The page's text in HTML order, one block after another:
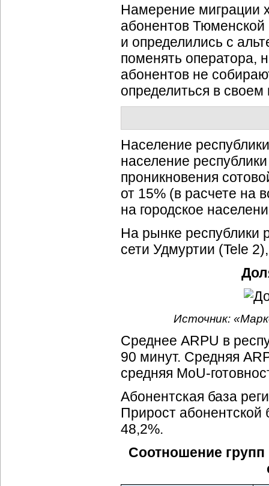
Намерение миграции
абонентов Тюменской
и определились с
поменять оператора,
абонентов не
определиться в
Население
население
проникновения
от 15% (в расчете на
на городское
На рынке
сети Удмуртии (Tele
Источник:
Среднее ARPU в
90 минут. Средняя
средняя MoU-
Абонентская база
Прирост абонентской
48,2%.
Соотношение